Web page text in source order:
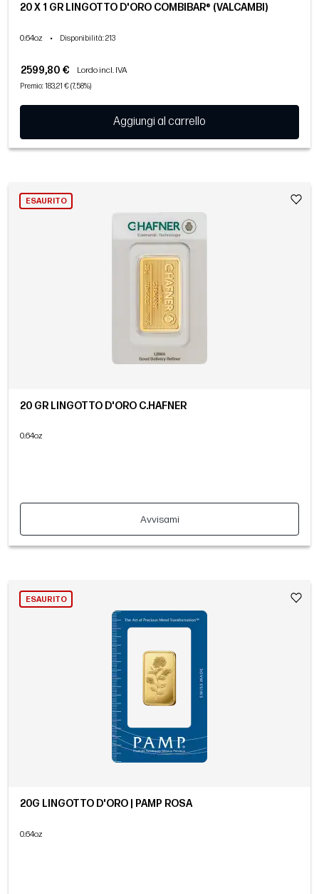
20 X 1 GR LINGOTTO D'ORO COMBIBAR® (VALCAMBI)
0.64oz • Disponibilità: 213
2599,80 € Lordo incl. IVA
Premio: 183,21 € (7,58%)
Aggiungi al carrello
ESAURITO
20 GR LINGOTTO D'ORO C.HAFNER
0.64oz
Avvisami
ESAURITO
20G LINGOTTO D'ORO | PAMP ROSA
0.64oz